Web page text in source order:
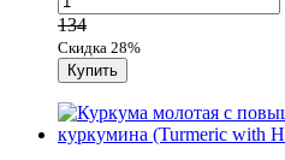
134
Скидка 28%